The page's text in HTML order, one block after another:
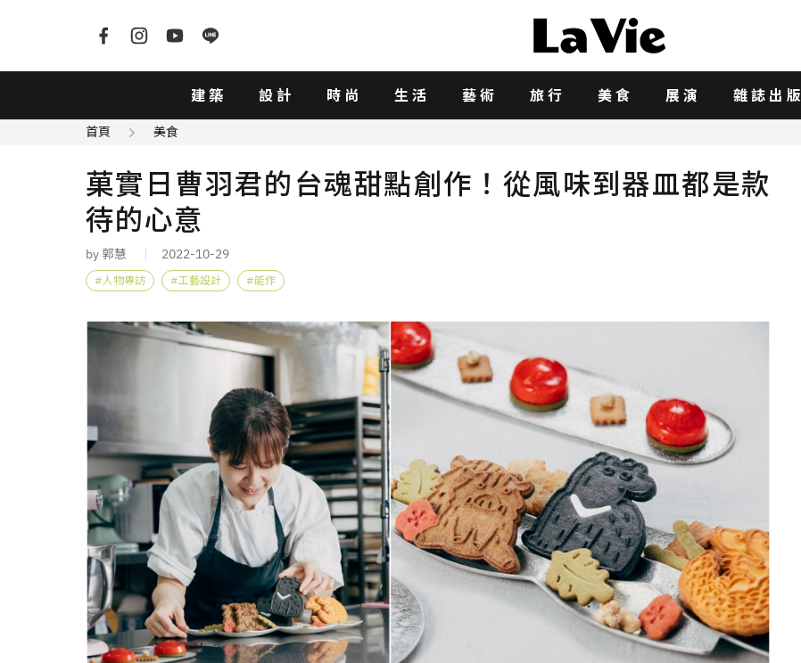
建築 設計 時尚 生活 藝術 旅行 美食 展演 雜誌出版
首頁 美食
菓實日曹羽君的台魂甜點創作！從風味到器皿都是款
待的心意
by 郭慧 2022-10-29
人物專訪 工藝設計 能作